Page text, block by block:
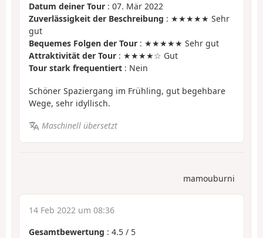
Datum deiner Tour : 07. Mär 2022
Zuverlässigkeit der Beschreibung : ★★★★★ Sehr
gut
Bequemes Folgen der Tour : ★★★★★ Sehr gut
Attraktivität der Tour : ★★★★☆ Gut
Tour stark frequentiert : Nein
Schöner Spaziergang im Frühling, gut begehbare
Wege, sehr idyllisch.
Maschinell übersetzt
mamouburni
14 Feb 2022 um 08:36
Gesamtbewertung : 4.5 / 5